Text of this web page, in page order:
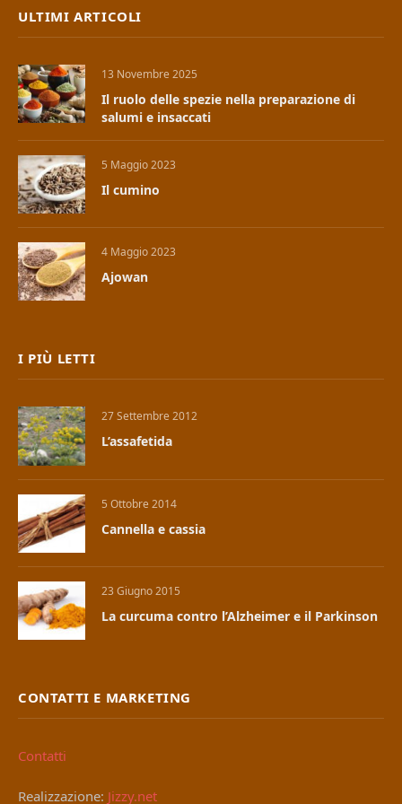
ULTIMI ARTICOLI
13 Novembre 2025
Il ruolo delle spezie nella preparazione di
salumi e insaccati
5 Maggio 2023
Il cumino
4 Maggio 2023
Ajowan
I PIÙ LETTI
27 Settembre 2012
L’assafetida
5 Ottobre 2014
Cannella e cassia
23 Giugno 2015
La curcuma contro l’Alzheimer e il Parkinson
CONTATTI E MARKETING
Contatti
Realizzazione: Jizzy.net